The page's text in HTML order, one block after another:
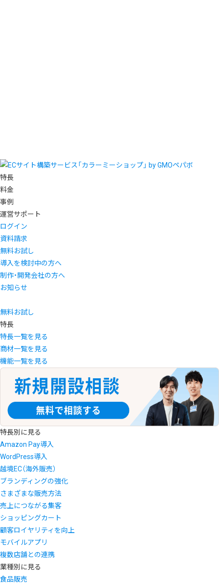
特長
料金
事例
運営サポート
ログイン
資料請求
無料お試し
導入を検討中の方へ
制作・開発会社の方へ
お知らせ
無料お試し
特長
特長一覧を見る
商材一覧を見る
機能一覧を見る
特長別に見る
Amazon Pay導入
WordPress導入
越境EC（海外販売）
ブランディングの強化
さまざまな販売方法
売上につながる集客
ショッピングカート
顧客ロイヤリティを向上
モバイルアプリ
複数店舗との連携
業種別に見る
食品販売